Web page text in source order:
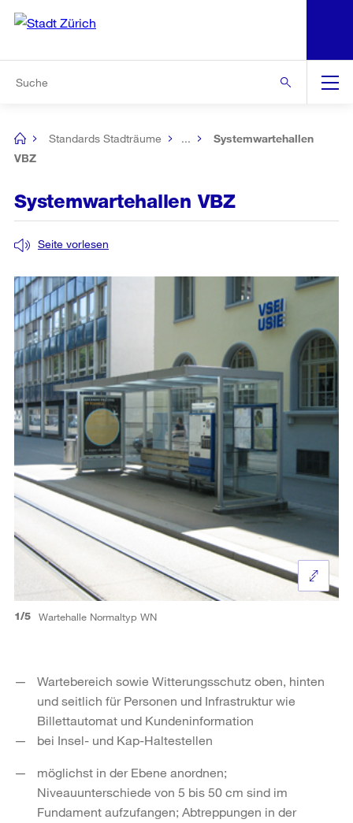
Navigation
[no
title]
Standards Stadträume ...
Systemwartehallen
VBZ
Systemwartehallen VBZ
Seite vorlesen
1/5 Wartehalle Normaltyp WN
Wartebereich sowie Witterungsschutz oben, hinten
und seitlich für Personen und Infrastruktur wie
Billettautomat und Kundeninformation
bei Insel- und Kap-Haltestellen
möglichst in der Ebene anordnen;
Niveauunterschiede von 5 bis 50 cm sind im
Fundament aufzufangen; Abtreppungen in der